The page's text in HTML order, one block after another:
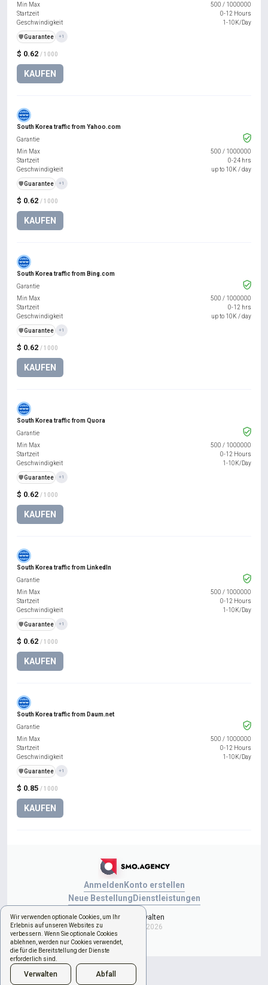
Wir verwenden optionale Cookies, um Ihr
Erlebnis auf unseren Websites zu
verbessern. Wenn Sie optionale Cookies
ablehnen, werden nur Cookies verwendet,
die für die Bereitstellung der Dienste
erforderlich sind.
Verwalten Abfall
$ 0.62 / 1000
KAUFEN
Min Max
500 / 1000000
Startzeit
0-12 Hours
Geschwindigkeit
1-10K/Day
️🛡️Guarantee +1
South Korea traffic from Yahoo.com
$ 0.62 / 1000
KAUFEN
Garantie
Min Max
500 / 1000000
Startzeit
0-24 hrs
Geschwindigkeit
up to 10K / day
️🛡️Guarantee +1
South Korea traffic from Bing.com
$ 0.62 / 1000
KAUFEN
Garantie
Min Max
500 / 1000000
Startzeit
0-12 hrs
Geschwindigkeit
up to 10K / day
️🛡️Guarantee +1
South Korea traffic from Quora
$ 0.62 / 1000
KAUFEN
Garantie
Min Max
500 / 1000000
Startzeit
0-12 Hours
Geschwindigkeit
1-10K/Day
️🛡️Guarantee +1
South Korea traffic from LinkedIn
$ 0.62 / 1000
KAUFEN
Garantie
Min Max
500 / 1000000
Startzeit
0-12 Hours
Geschwindigkeit
1-10K/Day
️🛡️Guarantee +1
South Korea traffic from Daum.net
$ 0.85 / 1000
KAUFEN
Garantie
Min Max
500 / 1000000
Startzeit
0-12 Hours
Geschwindigkeit
1-10K/Day
️🛡️Guarantee +1
Anmelden Konto erstellen
Neue Bestellung Dienstleistungen
Cookies verwalten
Copyright © 2026